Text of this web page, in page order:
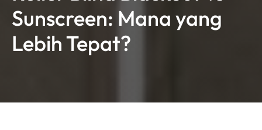
Sunscreen: Mana yang
Lebih Tepat?